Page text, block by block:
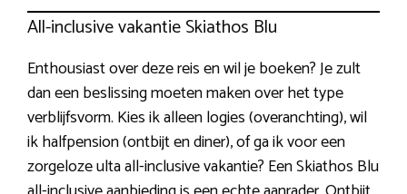
All-inclusive vakantie Skiathos Blu
Enthousiast over deze reis en wil je boeken? Je zult
dan een beslissing moeten maken over het type
verblijfsvorm. Kies ik alleen logies (overanchting), wil
ik halfpension (ontbijt en diner), of ga ik voor een
zorgeloze ulta all-inclusive vakantie? Een Skiathos Blu